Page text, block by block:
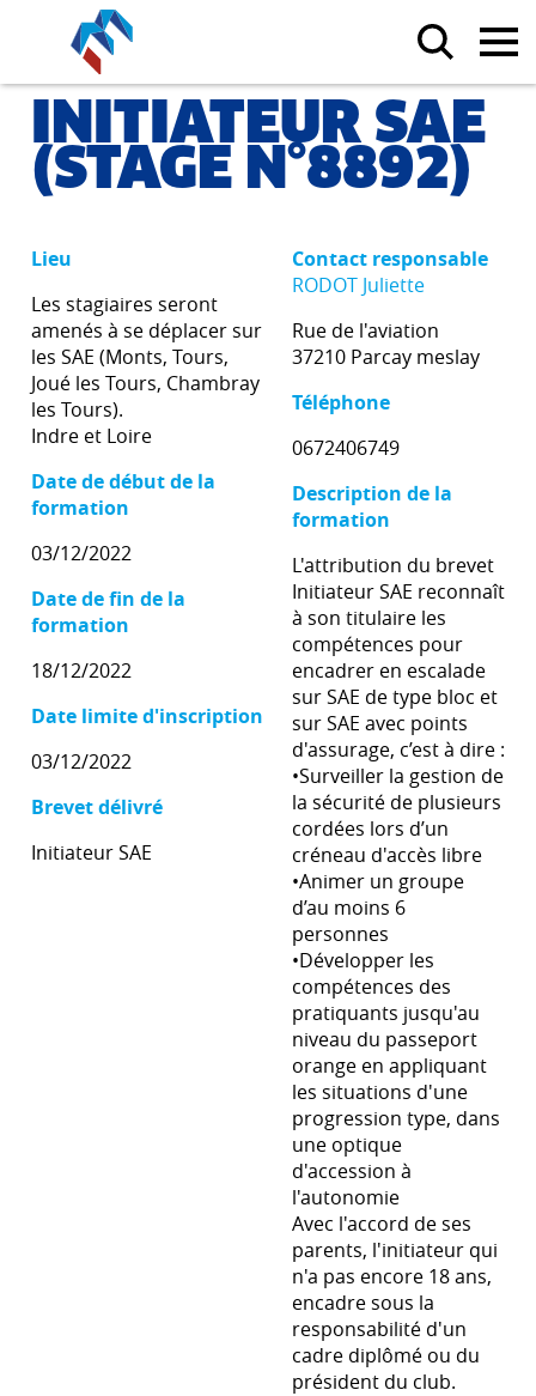
INITIATEUR SAE
(STAGE N°8892)
Lieu
Les stagiaires seront
amenés à se déplacer sur
les SAE (Monts, Tours,
Joué les Tours, Chambray
les Tours).
Indre et Loire
Date de début de la
formation
03/12/2022
Date de fin de la
formation
18/12/2022
Date limite d'inscription
03/12/2022
Brevet délivré
Initiateur SAE
Contact responsable
RODOT Juliette
Rue de l'aviation
37210 Parcay meslay
Téléphone
0672406749
Description de la
formation
L'attribution du brevet
Initiateur SAE reconnaît
à son titulaire les
compétences pour
encadrer en escalade
sur SAE de type bloc et
sur SAE avec points
d'assurage, c’est à dire :
•Surveiller la gestion de
la sécurité de plusieurs
cordées lors d’un
créneau d'accès libre
•Animer un groupe
d’au moins 6
personnes
•Développer les
compétences des
pratiquants jusqu'au
niveau du passeport
orange en appliquant
les situations d'une
progression type, dans
une optique
d'accession à
l'autonomie
Avec l'accord de ses
parents, l'initiateur qui
n'a pas encore 18 ans,
encadre sous la
responsabilité d'un
cadre diplômé ou du
président du club.